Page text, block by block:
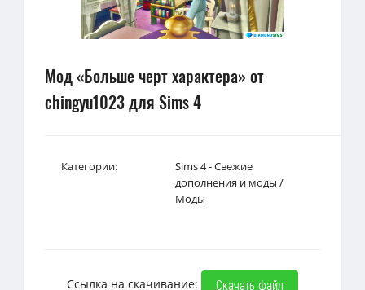
Мод «Больше черт характера» от
chingyu1023 для Sims 4
Категории:
Sims 4 - Свежие
дополнения и моды /
Моды
Ссылка на скачивание: Скачать файл